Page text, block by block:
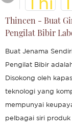
Thincen - Buat
Pengilat Bibir
Buat Jenama
Pengilat Bibir
Disokong oleh
teknologi yang
mempunyai
pelbagai siri